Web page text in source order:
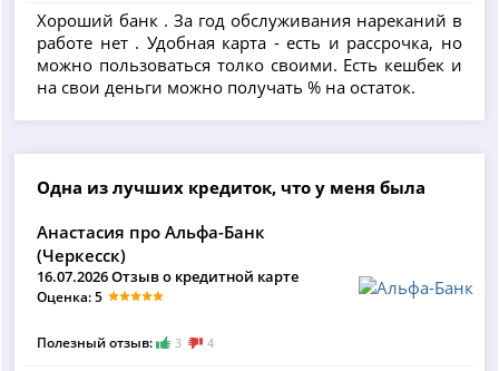
Хороший банк . За год обслуживания нареканий в
работе нет . Удобная карта - есть и рассрочка, но
можно пользоваться толко своими. Есть кешбек и
на свои деньги можно получать % на остаток.
Одна из лучших кредиток, что у меня была
Анастасия про Альфа-Банк
(Черкесск)
16.07.2026 Отзыв о кредитной карте
Оценка: 5
Полезный отзыв: 3 4